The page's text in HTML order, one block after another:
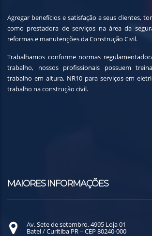
Agregar benefícios e satisfação a seus clientes,
como prestadora de serviços na área da
reformas e manutenções da Construção Civil.
Trabalhamos conforme normas
trabalho, nossos profissionais possuem
trabalho em altura, NR10 para serviços em
trabalho na construção civil.
MAIORES INFORMAÇÕES
Av. Sete de setembro, 4995 Loja 01
Batel / Curitiba PR – CEP 80240-000